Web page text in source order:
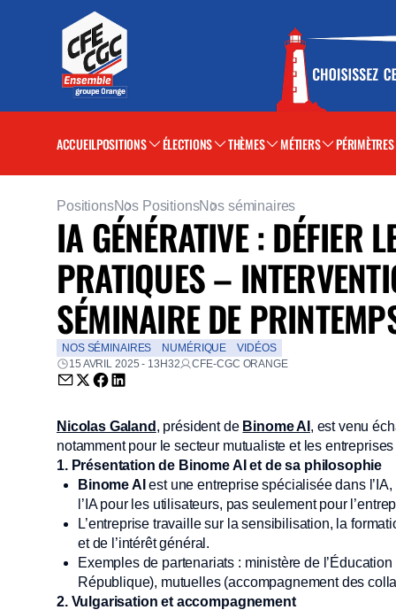
ACCUEILPOSITIONS ÉLECTIONS THÈMES MÉTIERS PÉRIMÈTRES
PositionsNos PositionsNos séminaires
IA GÉNÉRATIVE : DÉFIER
PRATIQUES –
SÉMINAIRE DE
NOS SÉMINAIRES NUMÉRIQUE
VIDÉOS
15 AVRIL 2025 - 13H32
CFE-CGC ORANGE
Envoyer par email (nouvelle fenêtre)
Partager sur Twitter (nouvelle fenêtre)
Partager sur Facebook (nouvelle fenêtre)
Partager sur LinkedIn (nouvelle fenêtre)
Nicolas Galand , président de Binome AI , est venu
notamment pour le secteur mutualiste et les
1. Présentation de Binome AI et de sa philosophie
Binome AI est une entreprise spécialisée dans
l’IA pour les utilisateurs, pas seulement pour
L’entreprise travaille sur la sensibilisation, la
et de l’intérêt général.
Exemples de partenariats : ministère de
République), mutuelles (accompagnement des
2. Vulgarisation et accompagnement